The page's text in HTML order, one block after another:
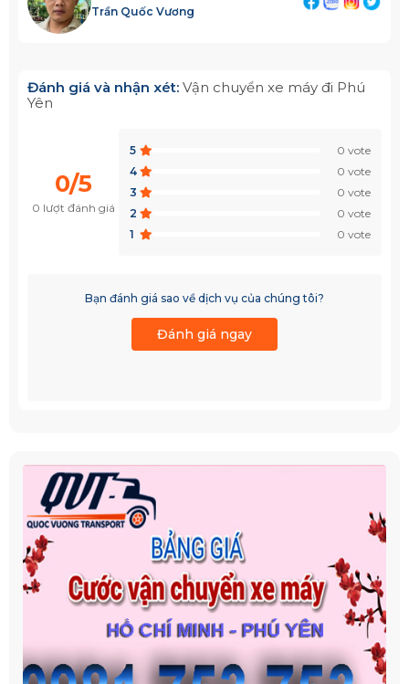
Trần Quốc Vương
Đánh giá và nhận xét: Vận chuyển xe máy đi Phú
Yên
0/5
0 lượt đánh giá
5
0 vote
4
0 vote
3
0 vote
2
0 vote
1
0 vote
Bạn đánh giá sao về dịch vụ của chúng tôi?
Đánh giá ngay